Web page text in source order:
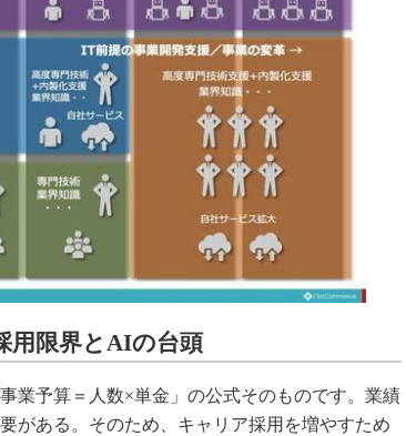
用限界とAIの台頭
業予算＝人数×単金」の公式そのものです。業績
がある。そのため、キャリア採用を増やすため